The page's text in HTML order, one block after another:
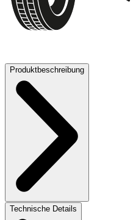
Produktbeschreibung
Technische Details